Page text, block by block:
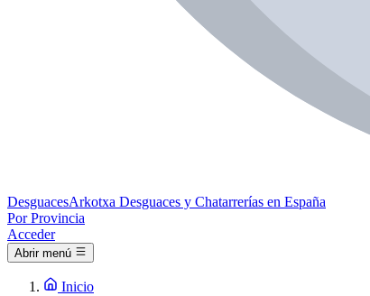
DesguacesArkotxa Desguaces y Chatarrerías en España
Por Provincia
Acceder
Abrir menú
Inicio